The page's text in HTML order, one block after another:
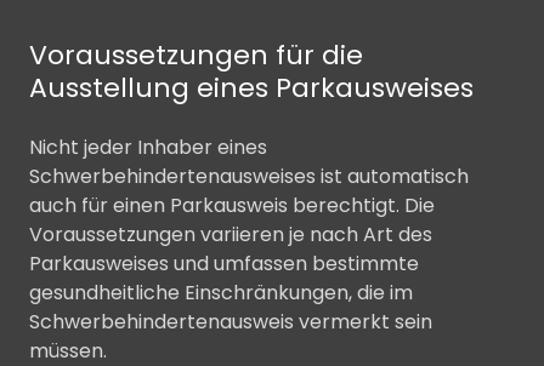
Voraussetzungen für die
Ausstellung eines Parkausweises
Nicht jeder Inhaber eines
Schwerbehindertenausweises ist automatisch
auch für einen Parkausweis berechtigt. Die
Voraussetzungen variieren je nach Art des
Parkausweises und umfassen bestimmte
gesundheitliche Einschränkungen, die im
Schwerbehindertenausweis vermerkt sein
müssen.